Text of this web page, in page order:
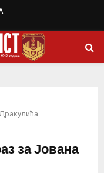
за Јована